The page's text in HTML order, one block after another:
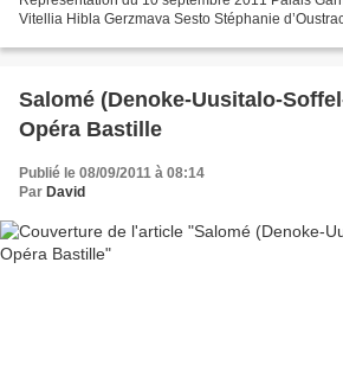
Vitellia Hibla Gerzmava Sesto Stéphanie
Salomé (Denoke-Uusitalo-
Opéra Bastille
Publié le 08/09/2011 à 08:14
Par David